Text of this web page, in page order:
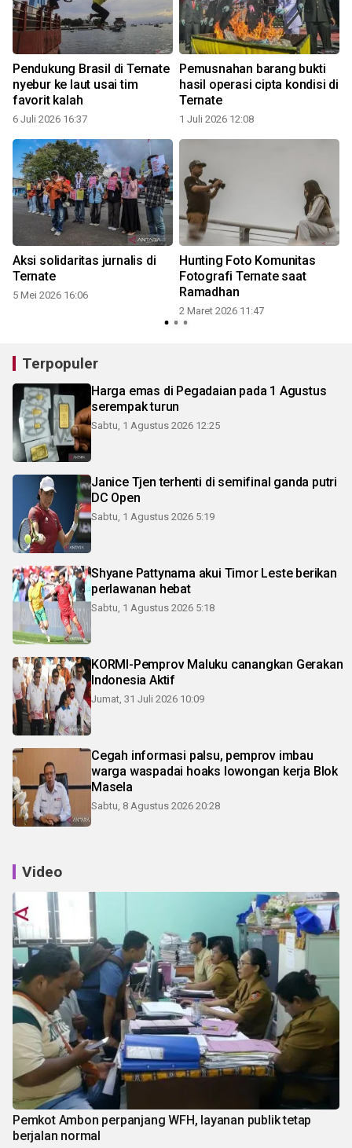
Pendukung Brasil di Ternate
nyebur ke laut usai tim
favorit kalah
6 Juli 2026 16:37
Pemusnahan barang bukti
hasil operasi cipta kondisi di
Ternate
1 Juli 2026 12:08
Aksi solidaritas jurnalis di
Ternate
5 Mei 2026 16:06
Hunting Foto Komunitas
Fotografi Ternate saat
Ramadhan
2 Maret 2026 11:47
Terpopuler
Harga emas di Pegadaian pada 1 Agustus
serempak turun
Sabtu, 1 Agustus 2026 12:25
Janice Tjen terhenti di semifinal ganda putri
DC Open
Sabtu, 1 Agustus 2026 5:19
Shyane Pattynama akui Timor Leste berikan
perlawanan hebat
Sabtu, 1 Agustus 2026 5:18
KORMI-Pemprov Maluku canangkan Gerakan
Indonesia Aktif
Jumat, 31 Juli 2026 10:09
Cegah informasi palsu, pemprov imbau
warga waspadai hoaks lowongan kerja Blok
Masela
Sabtu, 8 Agustus 2026 20:28
Video
Pemkot Ambon perpanjang WFH, layanan publik tetap
berjalan normal